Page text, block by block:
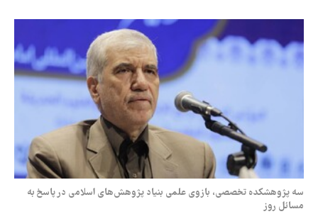
سه پژوهشکده تخصصی، بازوی علمی بنیاد پژوهش‌های اسلامی در پاسخ به
مسائل روز